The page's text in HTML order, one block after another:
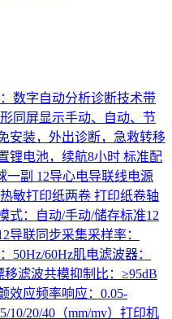
数字自动分析诊断技术带
同屏显示手动、自动、节
安装，外出诊断，急救转移
锂电池，续航8小时 标准配
一副 12导心电导联线电源
敏打印纸两卷 打印纸卷轴
式：自动/手动/储存标准12
导联同步采集采样率：
50Hz/60Hz肌电滤波器：
滤波共模抑制比：≥95dB
效应频率响应：0.05-
10/20/40（mm/mv）打印机